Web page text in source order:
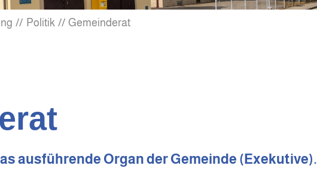
Politik Gemeinderat
ausführende Organ der Gemeinde (Exekutive).